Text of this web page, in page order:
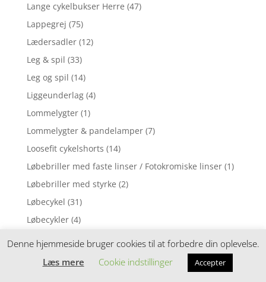
Lange cykelbukser Herre (47)
Lappegrej (75)
Lædersadler (12)
Leg & spil (33)
Leg og spil (14)
Liggeunderlag (4)
Lommelygter (1)
Lommelygter & pandelamper (7)
Loosefit cykelshorts (14)
Løbebriller med faste linser / Fotokromiske linser (1)
Løbebriller med styrke (2)
Løbecykel (31)
Løbecykler (4)
Løbehandsker
(29)
Denne hjemmeside bruger cookies til at forbedre din oplevelse.
Læs mere
Cookie indstillinger Accepter